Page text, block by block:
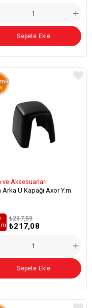
Sepete Ekle
ve Aksesuarları
Arka U Kapağı Axor Y.m
₺217,08
₺237,59
Sepete Ekle